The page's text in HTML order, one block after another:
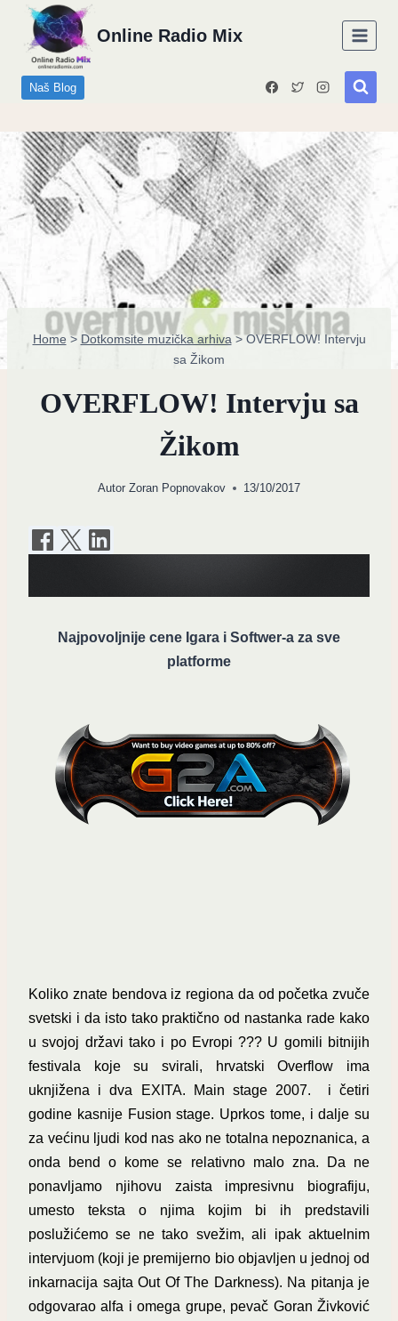
content
Online Radio Mix
Naš Blog
Home > Dotkomsite muzička arhiva >OVERFLOW! Intervju
sa Žikom
OVERFLOW! Intervju sa
Žikom
Autor Zoran Popnovakov 13/10/2017
Najpovoljnije cene Igara i Softwer-a za sve
platforme
Koliko znate bendova iz regiona da od početka zvuče
svetski i da isto tako praktično od nastanka rade kako
u svojoj državi tako i po Evropi ??? U gomili bitnijih
festivala koje su svirali, hrvatski Overflow ima
uknjižena i dva EXITA. Main stage 2007. i četiri
godine kasnije Fusion stage. Uprkos tome, i dalje su
za većinu ljudi kod nas ako ne totalna nepoznanica, a
onda bend o kome se relativno malo zna. Da ne
ponavljamo njihovu zaista impresivnu biografiju,
umesto teksta o njima kojim bi ih predstavili
poslužićemo se ne tako svežim, ali ipak aktuelnim
intervjuom (koji je premijerno bio objavljen u jednoj od
inkarnacija sajta Out Of The Darkness). Na pitanja je
odgovarao alfa i omega grupe, pevač Goran Živković